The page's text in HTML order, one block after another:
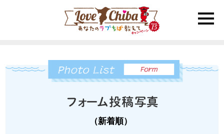
toggle
（新着順）